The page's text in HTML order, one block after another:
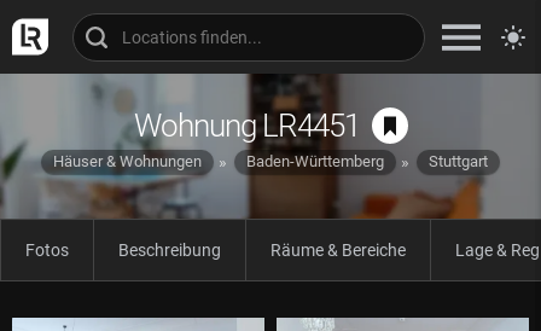
Wohnung LR4451
Häuser & Wohnungen Baden-Württemberg Stuttgart
Fotos Beschreibung Räume & Bereiche Lage &